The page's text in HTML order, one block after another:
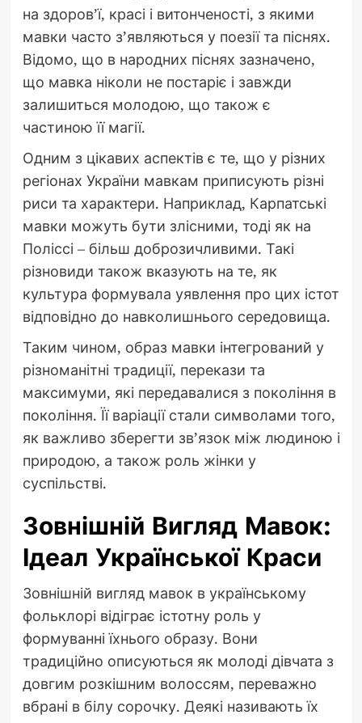
на здоров’ї, красі і витонченості, з якими
мавки часто з’являються у поезії та піснях.
Відомо, що в народних піснях зазначено,
що мавка ніколи не постаріє і завжди
залишиться молодою, що також є
частиною її магії.
Одним з цікавих аспектів є те, що у різних
регіонах України мавкам приписують різні
риси та характери. Наприклад, Карпатські
мавки можуть бути злісними, тоді як на
Поліссі – більш доброзичливими. Такі
різновиди також вказують на те, як
культура формувала уявлення про цих істот
відповідно до навколишнього середовища.
Таким чином, образ мавки інтегрований у
різноманітні традиції, перекази та
максимуми, які передавалися з покоління в
покоління. Її варіації стали символами того,
як важливо зберегти зв’язок між людиною і
природою, а також роль жінки у
суспільстві.
Зовнішній Вигляд Мавок:
Ідеал Української Краси
Зовнішній вигляд мавок в українському
фольклорі відіграє істотну роль у
формуванні їхнього образу. Вони
традиційно описуються як молоді дівчата з
довгим розкішним волоссям, переважно
вбрані в білу сорочку. Деякі називають їх